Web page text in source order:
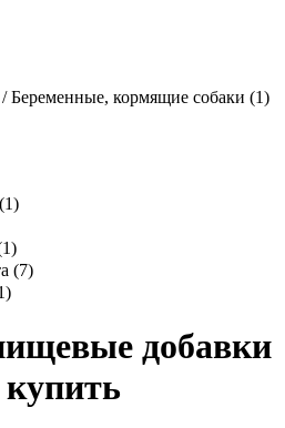
Беременные, кормящие собаки (1)
(1)
(7)
добавки
купить